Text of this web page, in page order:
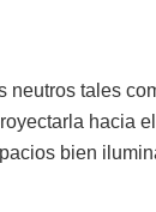
neutros tales
hacia
bien